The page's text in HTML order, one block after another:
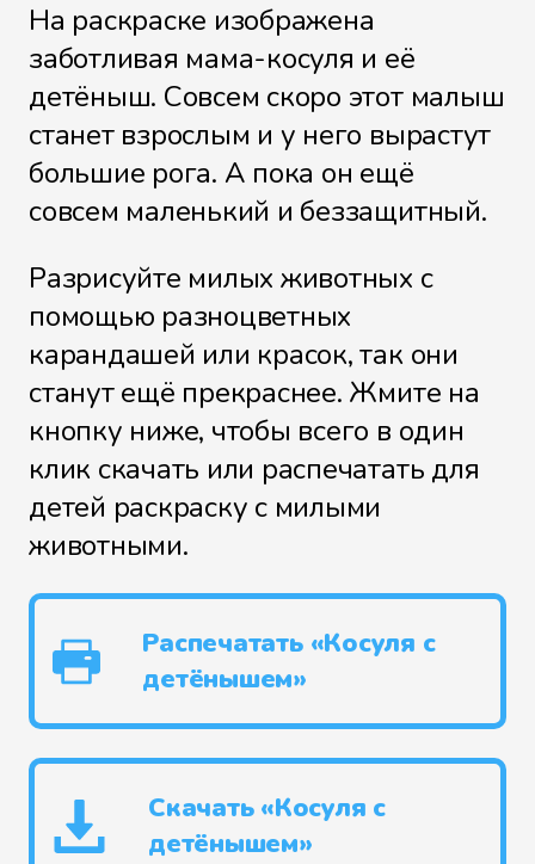
На раскраске изображена
заботливая мама-косуля и её
детёныш. Совсем скоро этот малыш
станет взрослым и у него вырастут
большие рога. А пока он ещё
совсем маленький и беззащитный.
Разрисуйте милых животных с
помощью разноцветных
карандашей или красок, так они
станут ещё прекраснее. Жмите на
кнопку ниже, чтобы всего в один
клик скачать или распечатать для
детей раскраску с милыми
животными.
Распечатать «Косуля с
детёнышем»
Скачать «Косуля с
детёнышем»